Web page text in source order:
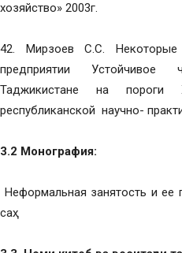
хозяйство» 2003г.
42. Мирзоев С.С.
предприятии Устойчивое
Таджикистане на
республиканской научно-
3.2 Монография:
Неформальная занятость и
саҳ.